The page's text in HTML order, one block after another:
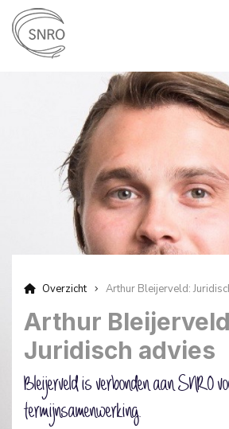
Overzicht Arthur Bleijerveld:
Arthur
Juridisch advies
Bleijerveld is verbonden aan SNRO
termijnsamenwerking.